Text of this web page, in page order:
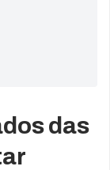
das